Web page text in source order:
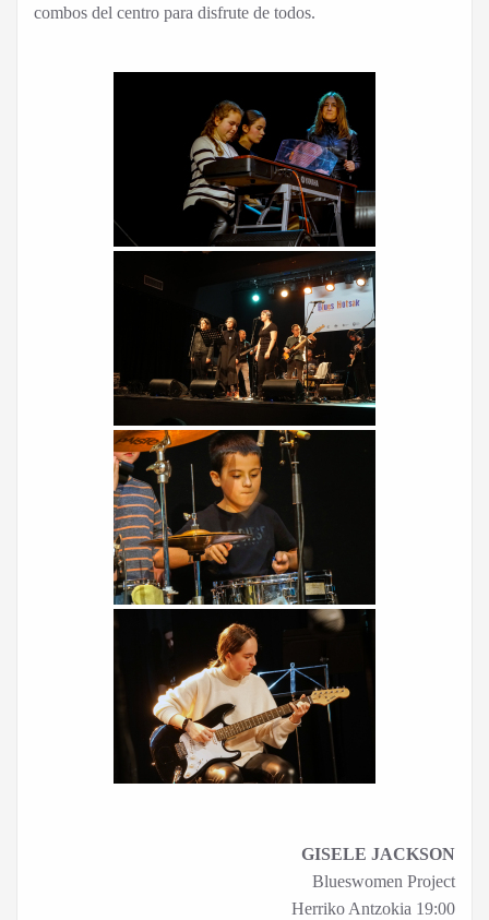
combos del centro para disfrute de todos.
GISELE JACKSON
Blueswomen Project
Herriko Antzokia 19:00